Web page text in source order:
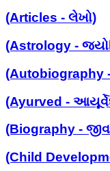
(Articles - લેખો)
(Astrology -
(Autobiography
(Ayurved -
(Biography -
(Child